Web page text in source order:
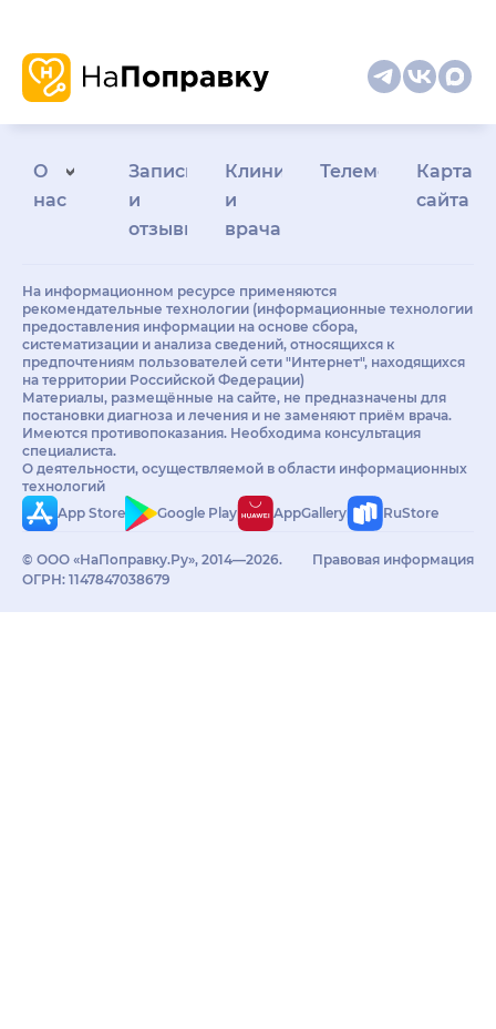
О
нас
Запись
и
отзывы
Клиникам
и
врачам
Телемедицина
Карта
сайта
На информационном ресурсе применяются
рекомендательные технологии (информационные технологии
предоставления информации на основе сбора,
систематизации и анализа сведений, относящихся к
предпочтениям пользователей сети "Интернет", находящихся
на территории Российской Федерации)
Материалы, размещённые на сайте, не предназначены для
постановки диагноза и лечения и не заменяют приём врача.
Имеются противопоказания. Необходима консультация
специалиста.
О деятельности, осуществляемой в области информационных
технологий
App Store
Google Play AppGallery RuStore
© ООО «НаПоправку.Ру», 2014—2026.
ОГРН: 1147847038679
Правовая информация